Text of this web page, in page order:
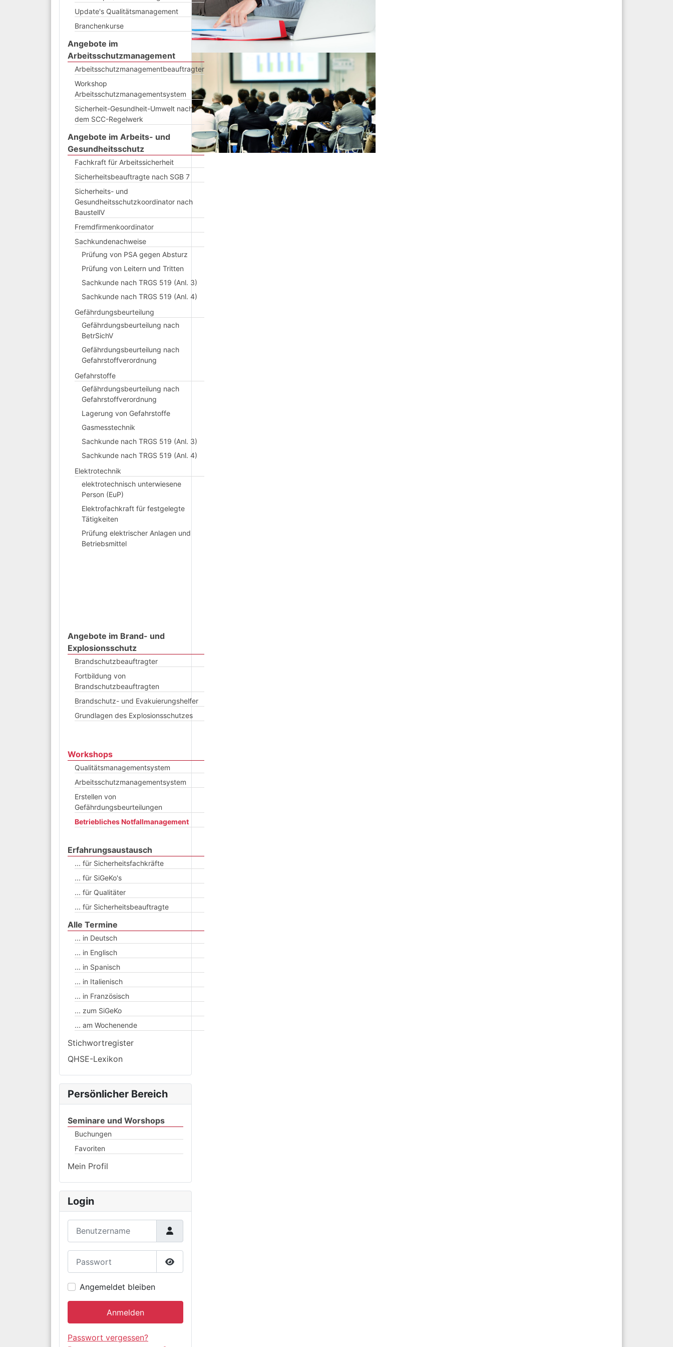
Update's Qualitätsmanagement
Branchenkurse
Angebote im
Arbeitsschutzmanagement
Arbeitsschutzmanagementbeauftragter
Workshop
Arbeitsschutzmanagementsystem
Sicherheit-Gesundheit-Umwelt nach
dem SCC-Regelwerk
Angebote im Arbeits- und
Gesundheitsschutz
Fachkraft für Arbeitssicherheit
Sicherheitsbeauftragte nach SGB 7
Sicherheits- und
Gesundheitsschutzkoordinator nach
BaustellV
Fremdfirmenkoordinator
Sachkundenachweise
Prüfung von PSA gegen Absturz
Prüfung von Leitern und Tritten
Sachkunde nach TRGS 519 (Anl. 3)
Sachkunde nach TRGS 519 (Anl. 4)
Gefährdungsbeurteilung
Gefährdungsbeurteilung nach
BetrSichV
Gefährdungsbeurteilung nach
Gefahrstoffverordnung
Gefahrstoffe
Gefährdungsbeurteilung nach
Gefahrstoffverordnung
Lagerung von Gefahrstoffe
Gasmesstechnik
Sachkunde nach TRGS 519 (Anl. 3)
Sachkunde nach TRGS 519 (Anl. 4)
Elektrotechnik
elektrotechnisch unterwiesene
Person (EuP)
Elektrofachkraft für festgelegte
Tätigkeiten
Prüfung elektrischer Anlagen und
Betriebsmittel
Angebote im Brand- und
Explosionsschutz
Brandschutzbeauftragter
Fortbildung von
Brandschutzbeauftragten
Brandschutz- und Evakuierungshelfer
Grundlagen des Explosionsschutzes
Workshops
Qualitätsmanagementsystem
Arbeitsschutzmanagementsystem
Erstellen von
Gefährdungsbeurteilungen
Betriebliches Notfallmanagement
Erfahrungsaustausch
... für Sicherheitsfachkräfte
... für SiGeKo's
... für Qualitäter
... für Sicherheitsbeauftragte
Alle Termine
... in Deutsch
... in Englisch
... in Spanisch
... in Italienisch
... in Französisch
... zum SiGeKo
... am Wochenende
Stichwortregister
QHSE-Lexikon
Persönlicher Bereich
Seminare und Worshops
Buchungen
Favoriten
Mein Profil
Login
Passwort anzeigen
Angemeldet bleiben
Anmelden
Passwort vergessen?